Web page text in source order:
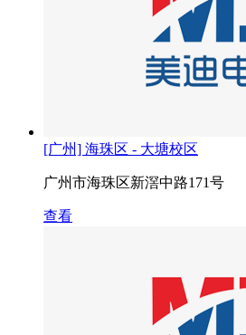
[广州] 海珠区 - 大塘校区
广州市海珠区新滘中路171号
查看